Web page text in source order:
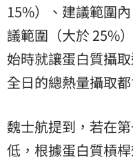
15%）、建議範圍
議範圍（大於 25%
始時就讓蛋白質攝
全日的總熱量攝取
魏士航提到，若在
低，根據蛋白質槓